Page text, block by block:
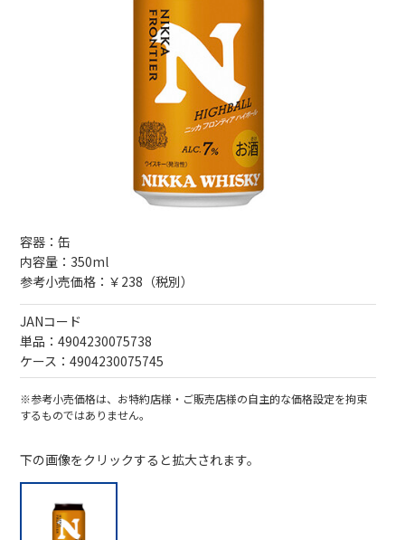
容器：缶
内容量：350ml
参考小売価格：￥238（税別）
JANコード
単品：4904230075738
ケース：4904230075745
※参考小売価格は、お特約店様・ご販売店様の自主的な価格設定を拘束
するものではありません。
下の画像をクリックすると拡大されます。